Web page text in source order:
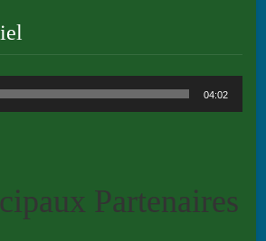
04:02
Partenaires